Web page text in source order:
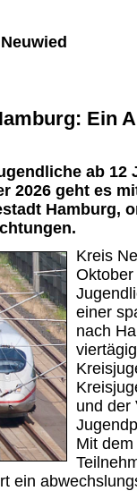
Ein
ab 12
2026 geht es
Hamburg,
Kreis
einer
nach
und der
Mit
ein